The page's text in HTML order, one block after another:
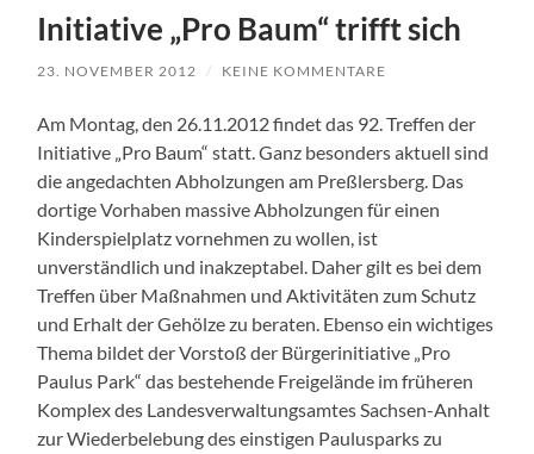
Initiative „Pro Baum“ trifft sich
23. NOVEMBER 2012 / KEINE KOMMENTARE
Am Montag, den 26.11.2012 findet das 92. Treffen der
Initiative „Pro Baum“ statt. Ganz besonders aktuell sind
die angedachten Abholzungen am Preßlersberg. Das
dortige Vorhaben massive Abholzungen für einen
Kinderspielplatz vornehmen zu wollen, ist
unverständlich und inakzeptabel. Daher gilt es bei dem
Treffen über Maßnahmen und Aktivitäten zum Schutz
und Erhalt der Gehölze zu beraten. Ebenso ein wichtiges
Thema bildet der Vorstoß der Bürgerinitiative „Pro
Paulus Park“ das bestehende Freigelände im früheren
Komplex des Landesverwaltungsamtes Sachsen-Anhalt
zur Wiederbelebung des einstigen Paulusparks zu